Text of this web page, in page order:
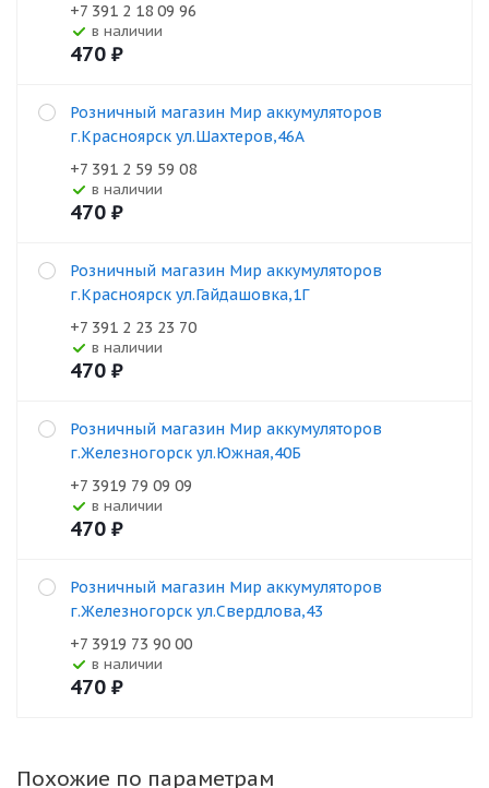
+7 391 2 18 09 96
В наличии
470 ₽
Розничный магазин Мир аккумуляторов
г.Красноярск ул.Шахтеров,46А
+7 391 2 59 59 08
В наличии
470 ₽
Розничный магазин Мир аккумуляторов
г.Красноярск ул.Гайдашовка,1Г
+7 391 2 23 23 70
В наличии
470 ₽
Розничный магазин Мир аккумуляторов
г.Железногорск ул.Южная,40Б
+7 3919 79 09 09
В наличии
470 ₽
Розничный магазин Мир аккумуляторов
г.Железногорск ул.Свердлова,43
+7 3919 73 90 00
В наличии
470 ₽
Похожие по параметрам